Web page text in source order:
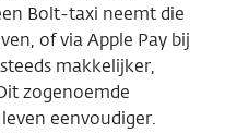
Bolt-taxi neemt die
of via Apple Pay bij
makkelijker,
zogenoemde
eenvoudiger.